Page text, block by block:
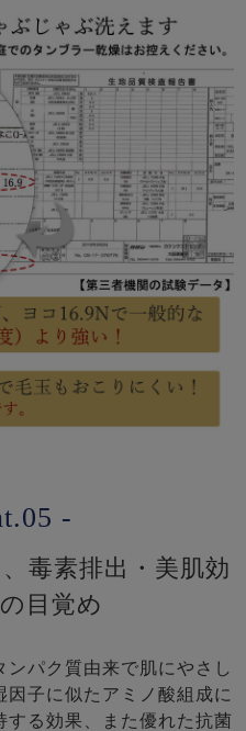
-
毒素排出・美肌効
目覚め
パク質由来で肌にやさし
因子に似たアミノ酸組成に
する効果、また優れた抗菌